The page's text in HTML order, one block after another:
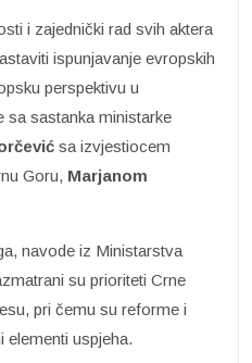
i zajednički rad svih aktera
ispunjavanje evropskih
perspektivu u
sa sastanka ministarke
sa izvjestiocem
Goru, Marjanom
navode iz Ministarstva
su prioriteti Crne
pri čemu su reforme i
elementi uspjeha.